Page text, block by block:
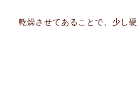
乾燥させてあることで、少し